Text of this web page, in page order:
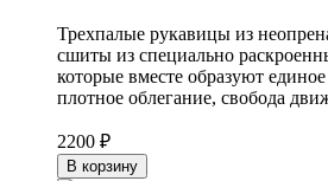
Трехпалые рукавицы из
сшиты из специально
которые вместе образуют
плотное облегание, свобода
2200 ₽
В корзину